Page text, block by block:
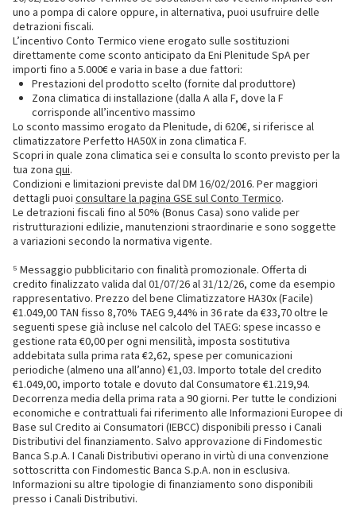
uno a pompa di calore oppure, in alternativa, puoi usufruire delle
detrazioni fiscali.
L’incentivo Conto Termico viene erogato sulle sostituzioni
direttamente come sconto anticipato da Eni Plenitude SpA per
importi fino a 5.000€ e varia in base a due fattori:
Prestazioni del prodotto scelto (fornite dal produttore)
Zona climatica di installazione (dalla A alla F, dove la F
corrisponde all’incentivo massimo
Lo sconto massimo erogato da Plenitude, di 620€, si riferisce al
climatizzatore Perfetto HA50X in zona climatica F.
Scopri in quale zona climatica sei e consulta lo sconto previsto per la
tua zona qui.
Condizioni e limitazioni previste dal DM 16/02/2016. Per maggiori
dettagli puoi consultare la pagina GSE sul Conto Termico.
Le detrazioni fiscali fino al 50% (Bonus Casa) sono valide per
ristrutturazioni edilizie, manutenzioni straordinarie e sono soggette
a variazioni secondo la normativa vigente.
⁵ Messaggio pubblicitario con finalità promozionale. Offerta di
credito finalizzato valida dal 01/07/26 al 31/12/26, come da esempio
rappresentativo. Prezzo del bene Climatizzatore HA30x (Facile)
€1.049,00 TAN fisso 8,70% TAEG 9,44% in 36 rate da €33,70 oltre le
seguenti spese già incluse nel calcolo del TAEG: spese incasso e
gestione rata €0,00 per ogni mensilità, imposta sostitutiva
addebitata sulla prima rata €2,62, spese per comunicazioni
periodiche (almeno una all’anno) €1,03. Importo totale del credito
€1.049,00, importo totale e dovuto dal Consumatore €1.219,94.
Decorrenza media della prima rata a 90 giorni. Per tutte le condizioni
economiche e contrattuali fai riferimento alle Informazioni Europee di
Base sul Credito ai Consumatori (IEBCC) disponibili presso i Canali
Distributivi del finanziamento. Salvo approvazione di Findomestic
Banca S.p.A. I Canali Distributivi operano in virtù di una convenzione
sottoscritta con Findomestic Banca S.p.A. non in esclusiva.
Informazioni su altre tipologie di finanziamento sono disponibili
presso i Canali Distributivi.